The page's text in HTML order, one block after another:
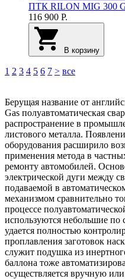
ПТК RILON MIG 300
116 900 Р.
В корзину
1 2 3 4 5 6 7 > все
Берущая название от
Gas полуавтоматическая
распространение в
листового металла.
оборудования расширило
применения метода в
ремонту автомобилей.
электрической дуги между
подаваемой в
механизмом сравнительно
процессе
используются небольшие по
удается полностью
проплавления заготовок
служит подушка из
баллона тоже
осуществляется вручную